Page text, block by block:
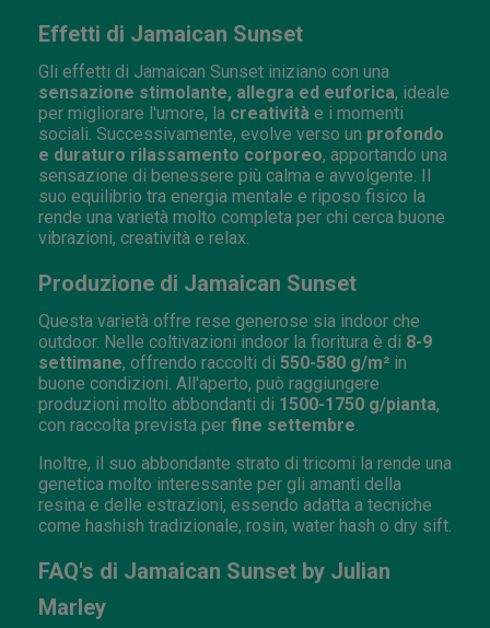
Effetti di Jamaican Sunset
Gli effetti di Jamaican Sunset iniziano con una
sensazione stimolante, allegra ed euforica, ideale
per migliorare l'umore, la creatività e i momenti
sociali. Successivamente, evolve verso un profondo
e duraturo rilassamento corporeo, apportando una
sensazione di benessere più calma e avvolgente. Il
suo equilibrio tra energia mentale e riposo fisico la
rende una varietà molto completa per chi cerca buone
vibrazioni, creatività e relax.
Produzione di Jamaican Sunset
Questa varietà offre rese generose sia indoor che
outdoor. Nelle coltivazioni indoor la fioritura è di 8-9
settimane, offrendo raccolti di 550-580 g/m² in
buone condizioni. All'aperto, può raggiungere
produzioni molto abbondanti di 1500-1750 g/pianta,
con raccolta prevista per fine settembre
Inoltre, il suo abbondante strato di tricomi la rende una
genetica molto interessante per gli amanti della
resina e delle estrazioni, essendo adatta a tecniche
come hashish tradizionale, rosin, water hash o dry sift.
FAQ's di Jamaican Sunset by Julian
Marley